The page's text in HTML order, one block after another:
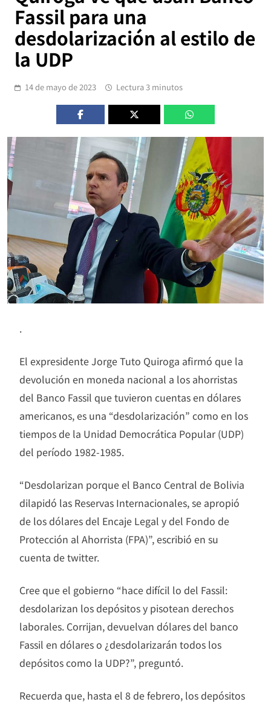
Fassil para una
desdolarización al estilo de
la UDP
14 de mayo de 2023 Lectura 3 minutos
.
El expresidente Jorge Tuto Quiroga afirmó que la
devolución en moneda nacional a los ahorristas
del Banco Fassil que tuvieron cuentas en dólares
americanos, es una “desdolarización” como en los
tiempos de la Unidad Democrática Popular (UDP)
del período 1982-1985.
“Desdolarizan porque el Banco Central de Bolivia
dilapidó las Reservas Internacionales, se apropió
de los dólares del Encaje Legal y del Fondo de
Protección al Ahorrista (FPA)”, escribió en su
cuenta de twitter.
Cree que el gobierno “hace difícil lo del Fassil:
desdolarizan los depósitos y pisotean derechos
laborales. Corrijan, devuelvan dólares del banco
Fassil en dólares o ¿desdolarizarán todos los
depósitos como la UDP?”, preguntó.
Recuerda que, hasta el 8 de febrero, los depósitos